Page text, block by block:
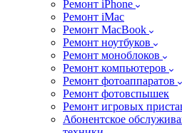
Ремонт iPhone
Ремонт iMac
Ремонт MacBook
Ремонт ноутбуков
Ремонт моноблоков
Ремонт компьютеров
Ремонт фотоаппаратов
Ремонт фотовспышек
Ремонт игровых
Абонентское